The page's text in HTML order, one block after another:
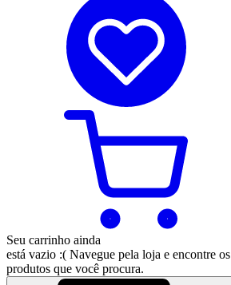
Seu carrinho ainda
está vazio :( Navegue pela loja e encontre os
produtos que você procura.